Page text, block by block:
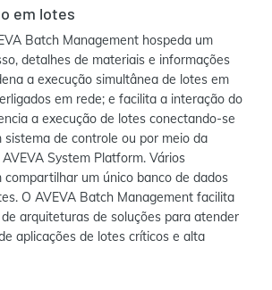
em lotes
Batch Management hospeda um
detalhes de materiais e informações
a execução simultânea de lotes em
em rede; e facilita a interação do
a execução de lotes conectando-se
de controle ou por meio da
System Platform. Vários
compartilhar um único banco de dados
O AVEVA Batch Management facilita
arquiteturas de soluções para atender
aplicações de lotes críticos e alta